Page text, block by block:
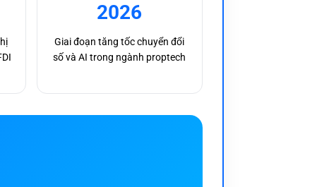
riêng biệt. Khả năng đọc vị đúng thời
2026
Giai đoạn tăng tốc chuyển đổi
số và AI trong ngành proptech